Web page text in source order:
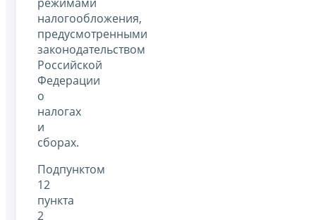
налогообложения,
предусмотренными
законодательством
Российской
Федерации
о
налогах
и
сборах.
Подпунктом
12
пункта
2